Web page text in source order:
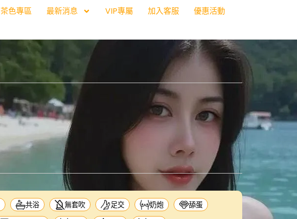
茶色專區 最新消息 VIP專屬 加入客服 優惠活動
共浴 無套吹 足交 奶炮 舔蛋